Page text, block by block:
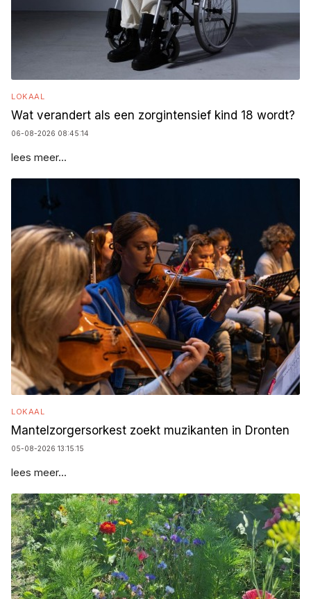
LOKAAL
Wat verandert als een zorgintensief kind 18 wordt?
06-08-2026 08:45:14
lees meer...
LOKAAL
Mantelzorgersorkest zoekt muzikanten in Dronten
05-08-2026 13:15:15
lees meer...